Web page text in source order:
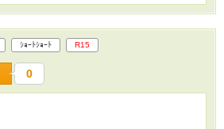
ｼｮｰﾄｼｮｰﾄ R15
0